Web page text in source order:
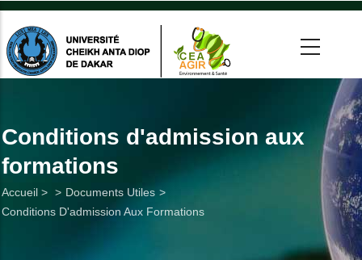
Aller
contenu
principal
Conditions d'admission aux
formations
Fil
d'Ariane
Accueil >
Documents Utiles
Conditions D'admission Aux Formations